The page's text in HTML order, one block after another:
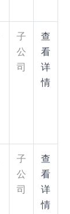
子
公
司
查
看
详
情
子
公
司
查
看
详
情